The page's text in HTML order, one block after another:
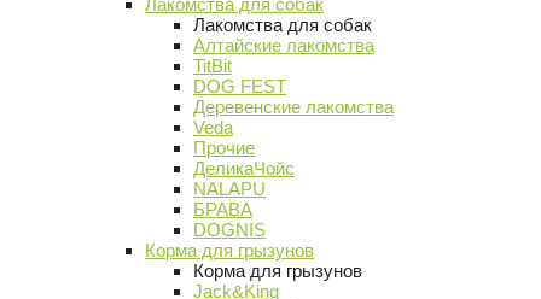
Лакомства для собак
Лакомства для собак
Алтайские лакомства
TitBit
DOG FEST
Деревенские лакомства
Veda
Прочие
ДеликаЧойс
NALAPU
БРАВА
DOGNIS
Корма для грызунов
Корма для грызунов
Jack&King